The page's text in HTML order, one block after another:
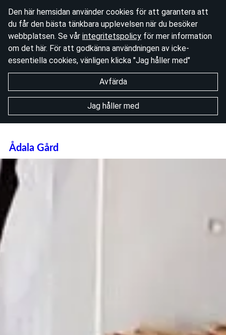
Den här hemsidan använder cookies för att garantera att
du får den bästa tänkbara upplevelsen när du besöker
webbplatsen. Se vår integritetspolicy för mer information
om det här. För att godkänna användningen av icke-
essentiella cookies, vänligen klicka "Jag håller med"
Avfärda
Jag håller med
Ådala Gård